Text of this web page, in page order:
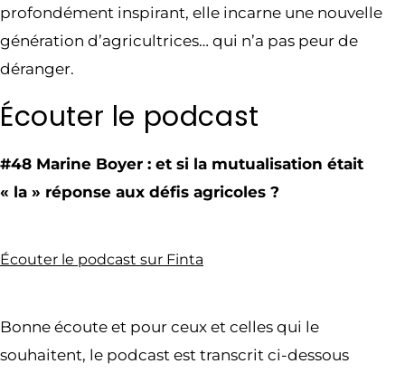
profondément inspirant, elle incarne une nouvelle
génération d’agricultrices… qui n’a pas peur de
déranger.
Écouter le podcast
#48 Marine Boyer : et si la mutualisation était
« la » réponse aux défis agricoles ?
Écouter le podcast sur Finta
Bonne écoute et pour ceux et celles qui le
souhaitent, le podcast est transcrit ci-dessous